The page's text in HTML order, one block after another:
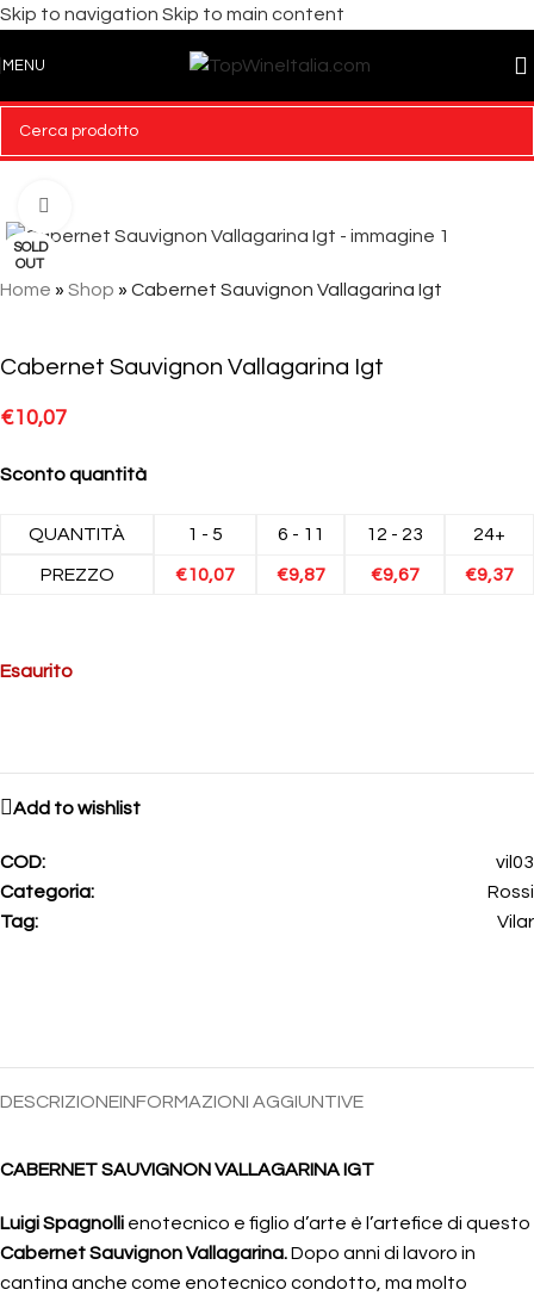
Skip to navigation Skip to main content
MENU
SOLD
OUT
Home » Shop » Cabernet Sauvignon Vallagarina Igt
Cabernet Sauvignon Vallagarina Igt
€10,07
Sconto quantità
QUANTITÀ 1 - 5 6 - 11 12 - 23 24+
PREZZO €10,07 €9,87 €9,67 €9,37
Esaurito
Add to wishlist
COD:
vil03
Categoria:
Rossi
Tag:
Vilar
DESCRIZIONEINFORMAZIONI AGGIUNTIVE
CABERNET SAUVIGNON VALLAGARINA IGT
Luigi Spagnolli enotecnico e figlio d’arte è l’artefice di questo
Cabernet Sauvignon Vallagarina.Dopo anni di lavoro in
cantina anche come enotecnico condotto, ma molto